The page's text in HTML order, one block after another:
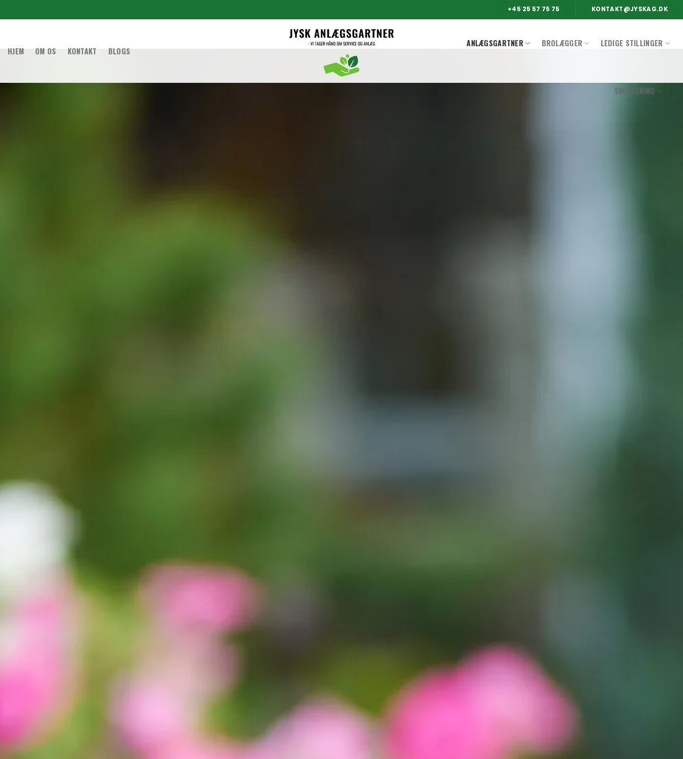
+45 25 57 75 75 KONTAKT@JYSKAG.DK
HJEM OM OS KONTAKT BLOGS
ANLÆGSGARTNER BROLÆGGER LEDIGE STILLINGER
SNERYDNING